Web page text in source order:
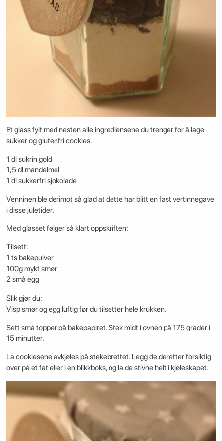
Et glass fylt med nesten alle ingrediensene du trenger for å lage
sukker og glutenfri cockies.
1 dl sukrin gold
1,5 dl mandelmel
1 dl sukkerfri sjokolade
Venninen ble derimot så glad at dette har blitt en fast vertinnegave
i disse juletider.
Med glasset følger så klart oppskriften:
Tilsett:
1 ts bakepulver
100g mykt smør
2 små egg
Slik gjør du:
Visp smør og egg luftig før du tilsetter hele krukken.
Sett små topper på bakepapiret. Stek midt i ovnen på 175 grader i
15 minutter.
La cookiesene avkjøles på stekebrettet. Legg de deretter forsiktig
over på et fat eller i en blikkboks, og la de stivne helt i kjøleskapet.